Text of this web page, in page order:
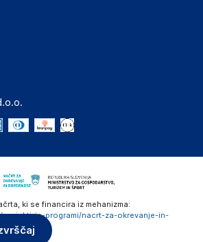
ki se financira iz mehanizma:
projekti-in-programi/nacrt-za-okrevanje-in-